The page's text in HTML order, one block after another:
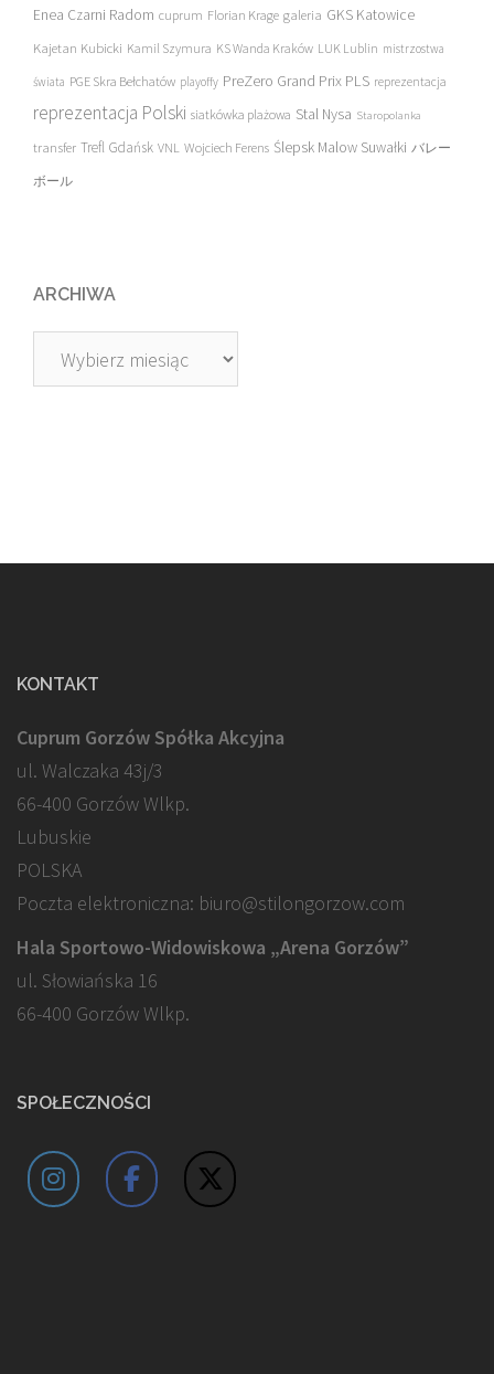
Enea Czarni Radom cuprum Florian Krage galeria GKS Katowice
Kajetan Kubicki Kamil Szymura KS Wanda Kraków LUK Lublin mistrzostwa
świata PGE Skra Bełchatów playoffy PreZero Grand Prix PLS reprezentacja
reprezentacja Polski siatkówka plażowa Stal Nysa Staropolanka
transfer Trefl Gdańsk VNL Wojciech Ferens Ślepsk Malow Suwałki バレー
ボール
ARCHIWA
Archiwa
KONTAKT
Cuprum Gorzów Spółka Akcyjna
ul. Walczaka 43j/3
66-400 Gorzów Wlkp.
Lubuskie
POLSKA
Poczta elektroniczna: biuro@stilongorzow.com
Hala Sportowo-Widowiskowa „Arena Gorzów”
ul. Słowiańska 16
66-400 Gorzów Wlkp.
SPOŁECZNOŚCI